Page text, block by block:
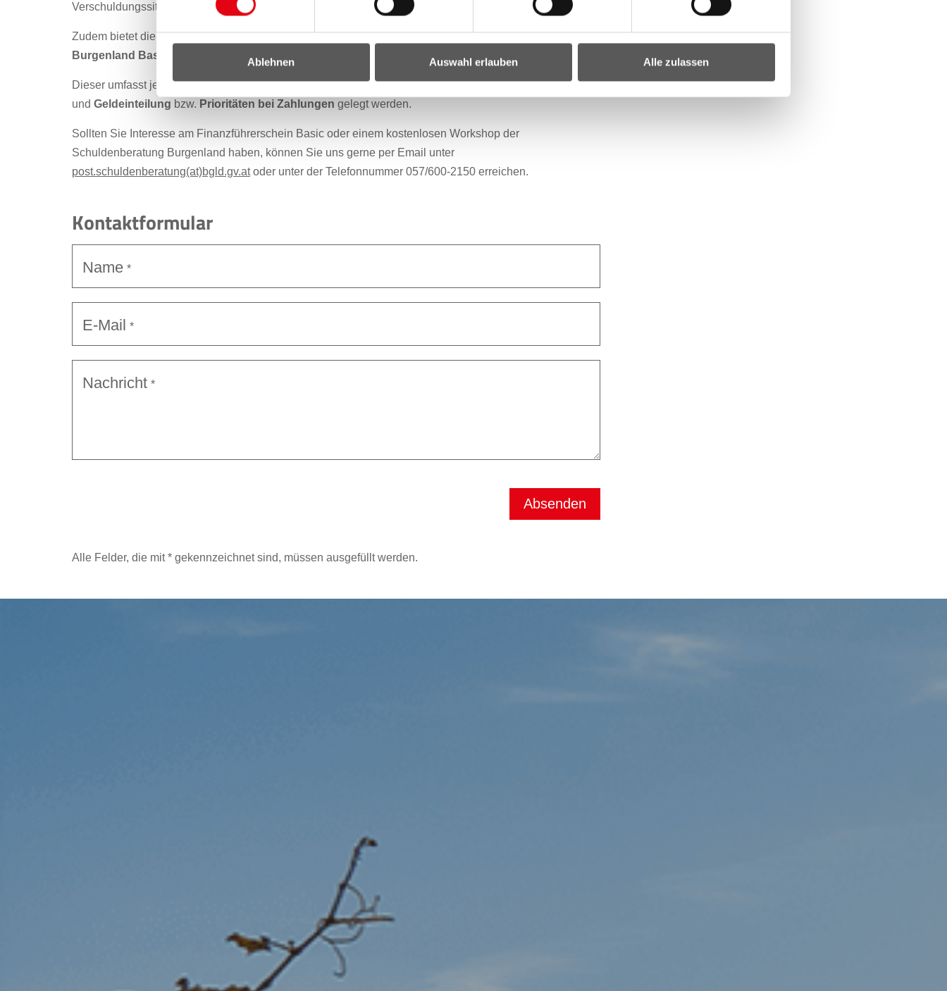
Ablehnen Auswahl erlauben Alle zulassen
Verschuldungssituation gegeben.
Zudem bietet die Schuldenberatung Burgenland seit 2025 den sogenannten „Finanzführschein
Burgenland Basic
“ für Schülerinnen und Schüler der 9 + 10 Schulstufe an.
Dieser umfasst jeweils5 Module, wobei Schwerpunkte auf die ThemenWohnen,Wohnungssicherung
und Geldeinteilung bzw. Prioritäten bei Zahlungen gelegt werden.
Sollten Sie Interesse am Finanzführerschein Basic oder einem kostenlosen Workshop der
Schuldenberatung Burgenland haben, können Sie uns gerne per Email unter
post.schuldenberatung(at)bgld.gv.atoder unter der Telefonnummer 057/600-2150 erreichen.
Kontaktformular
Name *
E-Mail *
Nachricht *
Alle Felder, die mit * gekennzeichnet sind, müssen ausgefüllt werden.